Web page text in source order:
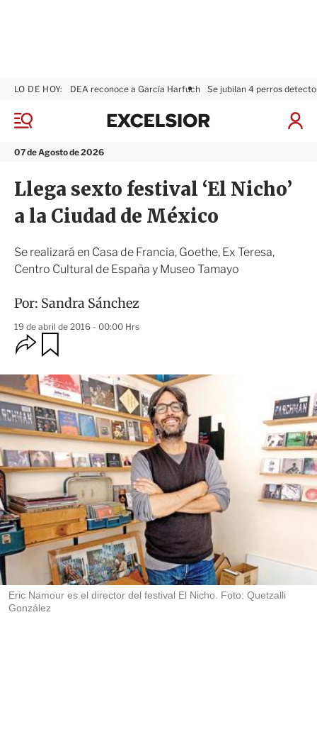
M
n
07 de Agosto de 2026
LO DE HOY: DEA reconoce a García Harfuch Se jubilan 4 perros
I
x
s
i
r
Llega sexto festival ‘El Nicho’
a la Ciudad de México
Se realizará en Casa de Francia, Goethe, Ex Teresa,
Centro Cultural de España y Museo Tamayo
Por: Sandra Sánchez
19 de abril de 2016 - 00:00 Hrs
O
p
i
o
n
e
s
d
e
c
m
p
a
r
r
d
a
r
Eric Namour es el director del festival El Nicho. Foto: Quetzalli
González